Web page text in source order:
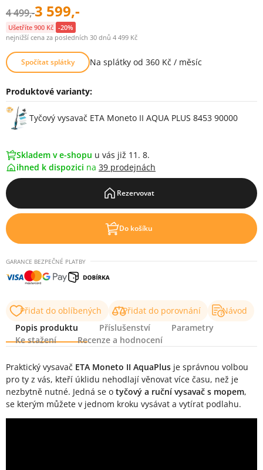
4 499,-3 599,-
Ušetříte 900 Kč -20%
nejnižší cena za posledních 30 dnů 4 499 Kč
Spočítat splátky Na splátky od 360 Kč / měsíc
Produktové varianty:
Varianty
Tyčový vysavač ETA Moneto II AQUA PLUS 8453 90000
Skladem v e-shopu u vás již 11. 8.
ihned k dispozici na 39 prodejnách
Rezervovat
Do košíku
GARANCE BEZPEČNÉ PLATBY
Přidat do oblíbených Přidat do porovnání
Návod
Popis produktu
Příslušenství
Parametry
Ke stažení
Recenze a hodnocení
Popis produktu
Praktický vysavač ETA Moneto II AquaPlus je správnou volbou
pro ty z vás, kteří úklidu nehodlají věnovat více času, než je
nezbytně nutné. Jedná se o tyčový a ruční vysavač s mopem,
se kterým můžete v jednom kroku vysávat a vytírat podlahu.